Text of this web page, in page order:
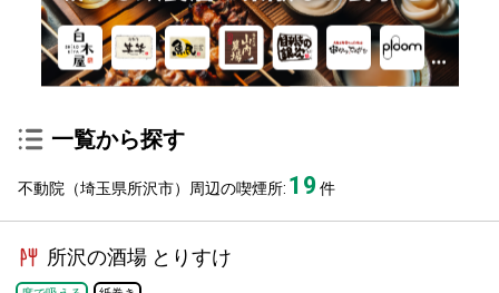
一覧から探す
不動院（埼玉県所沢市）周辺の喫煙所: 19 件
所沢の酒場 とりすけ